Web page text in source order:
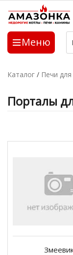
Меню
Каталог / Печи
Порталы